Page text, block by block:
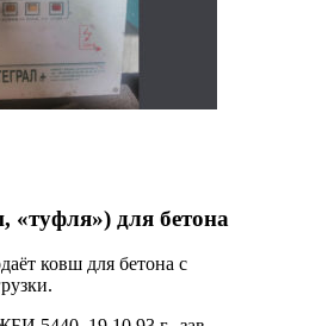
«туфля») для бетона
ковш для бетона с